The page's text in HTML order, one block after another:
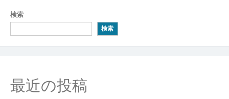
検索
検索
最近の投稿